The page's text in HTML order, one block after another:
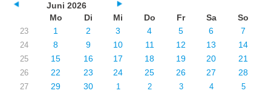
Juni 2026
Mo
Di Mi Do Fr Sa So
23 1 2 3 4 5 6 7
24 8 9 10 11 12 13 14
25 15 16 17 18 19 20 21
26 22 23 24 25 26 27 28
27 29 30 1 2 3 4 5